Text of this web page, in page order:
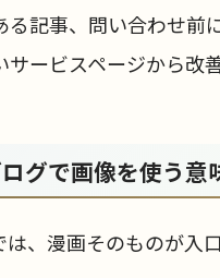
る記事、問い合わせ前
ービスページから改善
グで画像を使う意
は、漫画そのものが入